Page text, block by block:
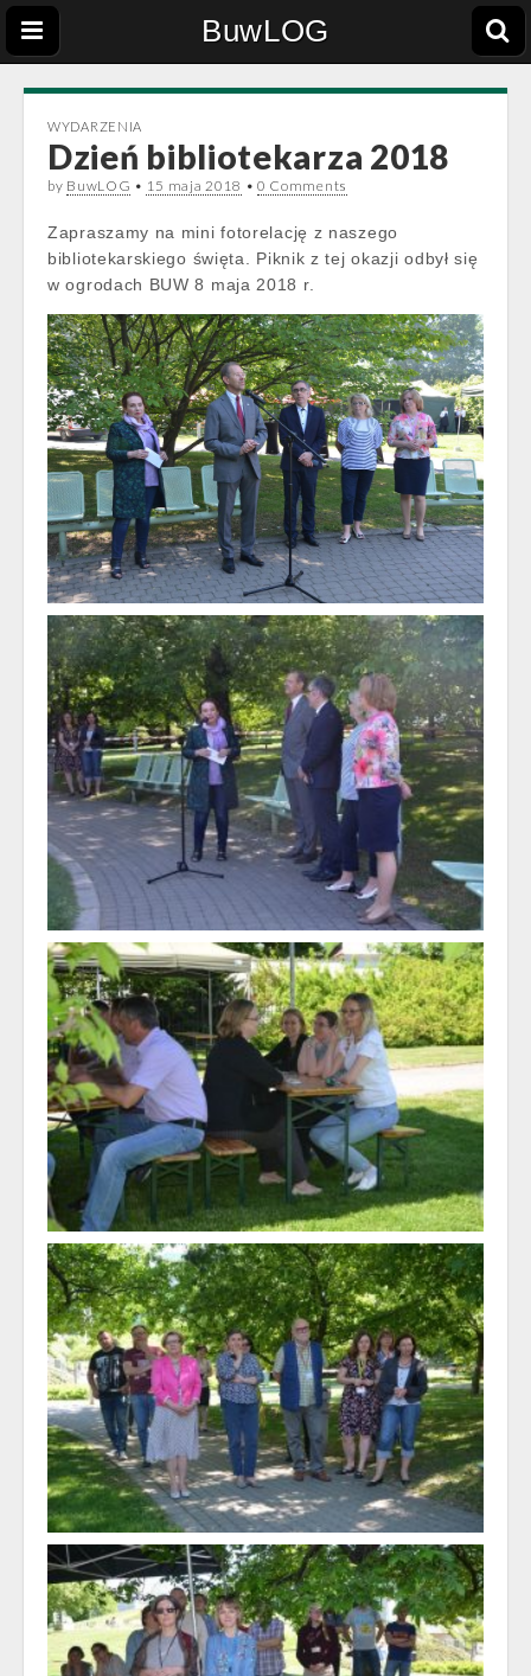
BuwLOG
WYDARZENIA
Dzień bibliotekarza 2018
by BuwLOG • 15 maja 2018 • 0 Comments
Zapraszamy na mini fotorelację z naszego
bibliotekarskiego święta. Piknik z tej okazji odbył się
w ogrodach BUW 8 maja 2018 r.